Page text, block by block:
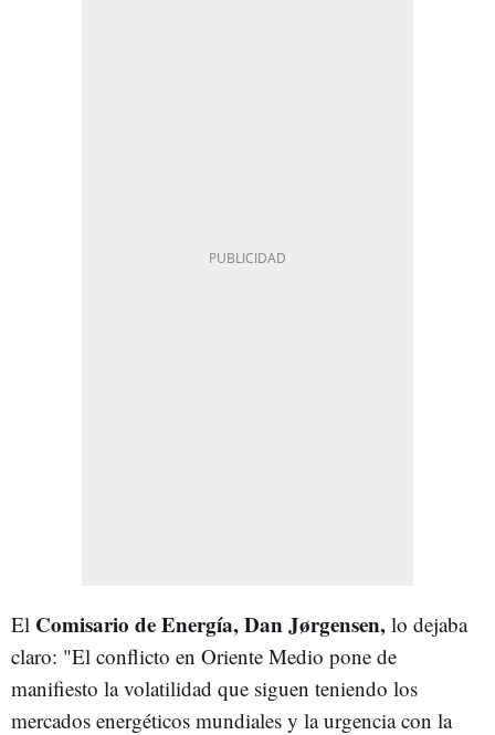
El Comisario de Energía, Dan Jørgensen, lo dejaba
claro: "El conflicto en Oriente Medio pone de
manifiesto la volatilidad que siguen teniendo los
mercados energéticos mundiales y la urgencia con la